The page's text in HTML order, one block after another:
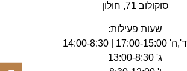
סוקולוב 71, חולון
שעות פעילות:
| 14:00-8:30
ג' 13:00-8:30